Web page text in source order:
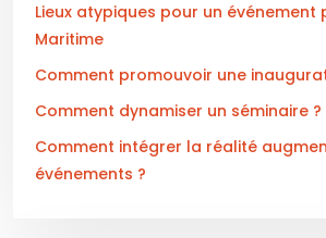
Lieux atypiques pour un événement
Maritime
Comment promouvoir une
Comment dynamiser un séminaire ?
Comment intégrer la réalité
événements ?